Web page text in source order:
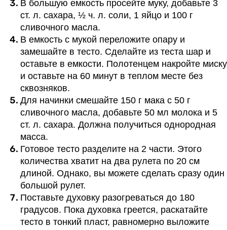
В большую емкость просейте муку, добавьте 3
ст. л. сахара, ½ ч. л. соли, 1 яйцо и 100 г
сливочного масла.
В емкость с мукой переложите опару и
замешайте в тесто. Сделайте из теста шар и
оставьте в емкости. Полотенцем накройте миску
и оставьте на 60 минут в теплом месте без
сквозняков.
Для начинки смешайте 150 г мака с 50 г
сливочного масла, добавьте 50 мл молока и 5
ст. л. сахара. Должна получиться однородная
масса.
Готовое тесто разделите на 2 части. Этого
количества хватит на два рулета по 20 см
длиной. Однако, вы можете сделать сразу один
большой рулет.
Поставьте духовку разогреваться до 180
градусов. Пока духовка греется, раскатайте
тесто в тонкий пласт, равномерно выложите